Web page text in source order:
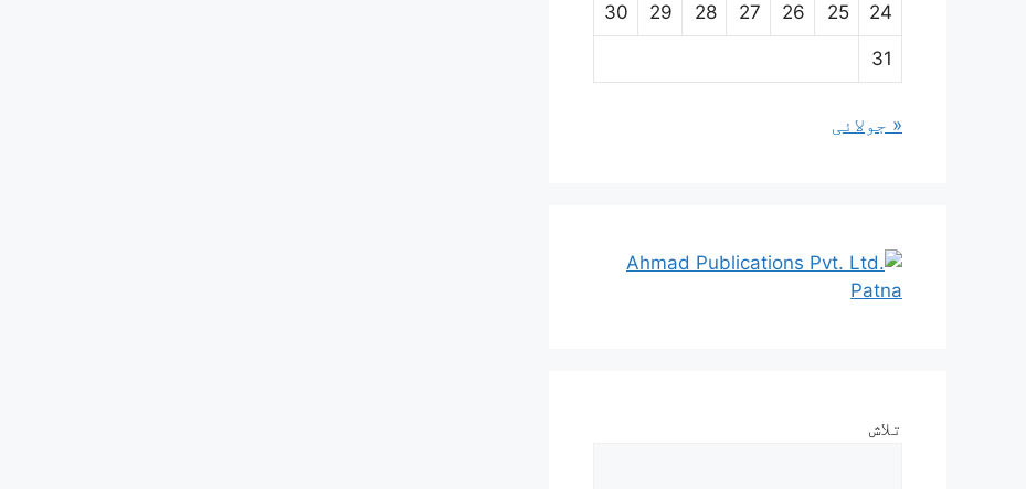
24
25
26
27
28
29
30
31
« جولائی
تلاش